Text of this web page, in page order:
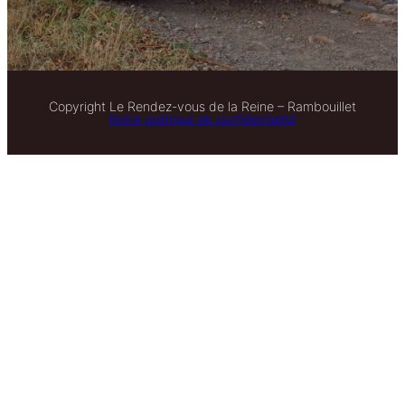
Copyright Le Rendez-vous de la Reine – Rambouillet
Notre politique de confidentialité